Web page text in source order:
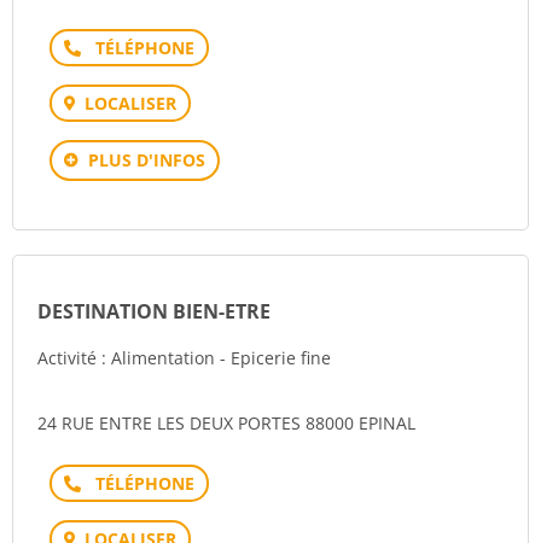
Téléphone
LOCALISER
PLUS D'INFOS
DESTINATION BIEN-ETRE
Activité : Alimentation - Epicerie fine
24 RUE ENTRE LES DEUX PORTES 88000 EPINAL
Téléphone